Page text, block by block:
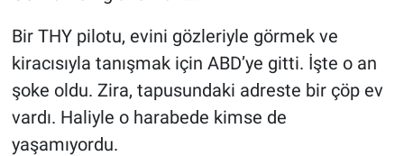
Bir THY pilotu, evini gözleriyle görmek ve
kiracısıyla tanışmak için ABD’ye gitti. İşte o an
şoke oldu. Zira, tapusundaki adreste bir çöp ev
vardı. Haliyle o harabede kimse de
yaşamıyordu.